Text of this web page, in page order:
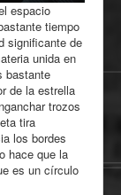
espacio
tiempo
significante de
unida en
bastante
de la estrella
trozos
tira
los bordes
hace que la
es un círculo